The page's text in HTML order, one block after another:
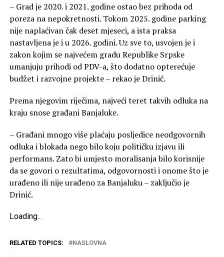
– Grad je 2020. i 2021. godine ostao bez prihoda od
poreza na nepokretnosti. Tokom 2025. godine parking
nije naplaćivan čak deset mjeseci, a ista praksa
nastavljena je i u 2026. godini. Uz sve to, usvojen je i
zakon kojim se najvećem gradu Republike Srpske
umanjuju prihodi od PDV-a, što dodatno opterećuje
budžet i razvojne projekte – rekao je Drinić.
Prema njegovim riječima, najveći teret takvih odluka na
kraju snose građani Banjaluke.
– Građani mnogo više plaćaju posljedice neodgovornih
odluka i blokada nego bilo koju političku izjavu ili
performans. Zato bi umjesto moralisanja bilo korisnije
da se govori o rezultatima, odgovornosti i onome što je
urađeno ili nije urađeno za Banjaluku – zaključio je
Drinić.
Loading...
RELATED TOPICS: NASLOVNA